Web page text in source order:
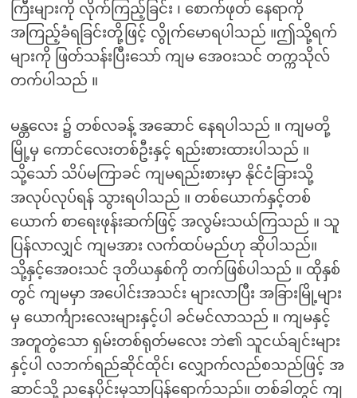
ကြီးများကို လိုက်ကြည့်ခြင်း ၊ စောက်ဖုတ် နေရာကို
အကြည့်ခံရခြင်းတို့ဖြင့် လွိုက်မောရပါသည် ။ဤသို့ရက်
များကို ဖြတ်သန်းပြီးသော် ကျမ အေဝးသင် တက္ကသိုလ်
တက်ပါသည် ။
မန္တလေး ၌ တစ်လခန့် အဆောင် နေရပါသည် ။ ကျမတို့
မြို့မှ ကောင်လေးတစ်ဦးနှင့် ရည်းစားထားပါသည် ။
သို့သော် သိပ်မကြာခင် ကျမရည်းစားမှာ နိုင်ငံခြားသို့
အလုပ်လုပ်ရန် သွားရပါသည် ။ တစ်ယောက်နှင့်တစ်
ယောက် စာရေးဖုန်းဆက်ဖြင့် အလွမ်းသယ်ကြသည် ။ သူ
ပြန်လာလျှင် ကျမအား လက်ထပ်မည်ဟု ဆိုပါသည်။
သို့နှင့်အေဝးသင် ဒုတိယနှစ်ကို တက်ဖြစ်ပါသည် ။ ထိုနှစ်
တွင် ကျမမှာ အပေါင်းအသင်း များလာပြီး အခြားမြို့များ
မှ ယောင်္ကျားလေးများနှင့်ပါ ခင်မင်လာသည် ။ ကျမနှင့်
အတူတွဲသော ရှမ်းတစ်ရုတ်မလေး ဘဲ၏ သူငယ်ချင်းများ
နှင့်ပါ လဘက်ရည်ဆိုင်ထိုင်၊ လျှောက်လည်စသည်ဖြင့် အ
ဆာင်သို့ ညနေပိုင်းမှသာပြန်ရောက်သည်။ တစ်ခါတွင် ကျ